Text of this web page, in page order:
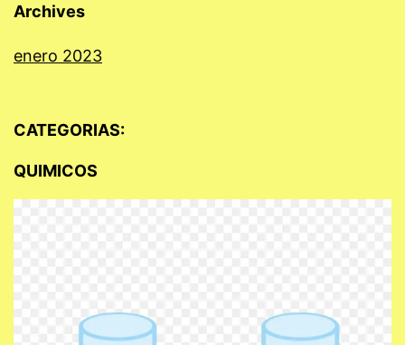
Archives
enero 2023
CATEGORIAS:
QUIMICOS